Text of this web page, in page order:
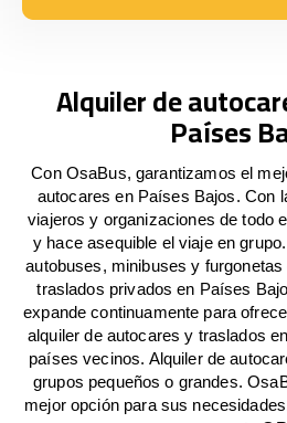
Alquiler de
Países
Con OsaBus, garantizamos el
autocares en Países Bajos. Con
viajeros y organizaciones de todo
y hace asequible el viaje en
autobuses, minibuses y
traslados privados en Países
expande continuamente para
alquiler de autocares y traslados
países vecinos. Alquiler de
grupos pequeños o grandes.
mejor opción para sus